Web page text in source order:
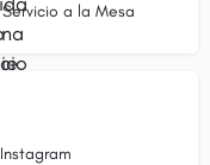
Servicio a la Mesa
Instagram